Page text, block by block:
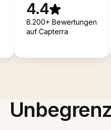
4.4
8.200+ Bewertungen
auf Capterra